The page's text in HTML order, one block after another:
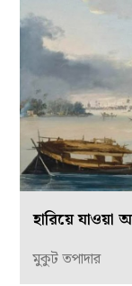
হারিয়ে যাওয়া
মুকুট তপাদার